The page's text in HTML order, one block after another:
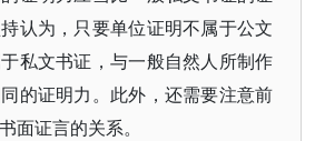
认为，只要单位证明不属于公文
私文书证，与一般自然人所制作
的证明力。此外，还需要注意前
面证言的关系。